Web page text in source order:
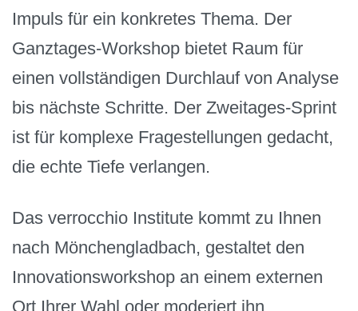
Impuls für ein konkretes Thema. Der
Ganztages-Workshop bietet Raum für
einen vollständigen Durchlauf von Analyse
bis nächste Schritte. Der Zweitages-Sprint
ist für komplexe Fragestellungen gedacht,
die echte Tiefe verlangen.
Das verrocchio Institute kommt zu Ihnen
nach Mönchengladbach, gestaltet den
Innovationsworkshop an einem externen
Ort Ihrer Wahl oder moderiert ihn